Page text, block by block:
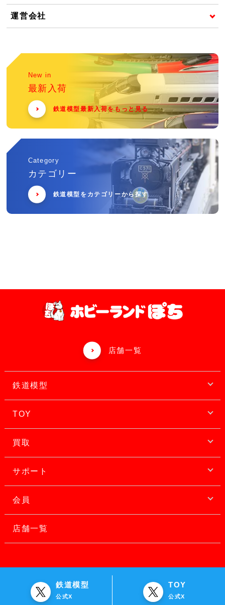
運営会社
New in
最新入荷
鉄道模型最新入荷をもっと見る
Category
カテゴリー
鉄道模型をカテゴリーから探す
店舗一覧
鉄道模型
TOY
買取
サポート
会員
店舗一覧
鉄道模型
公式X
TOY
公式X